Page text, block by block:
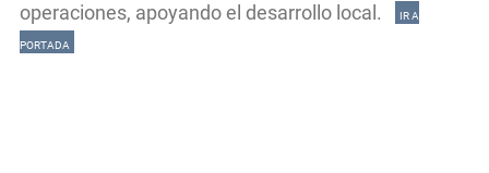
operaciones, apoyando el desarrollo local.
IR A
PORTADA